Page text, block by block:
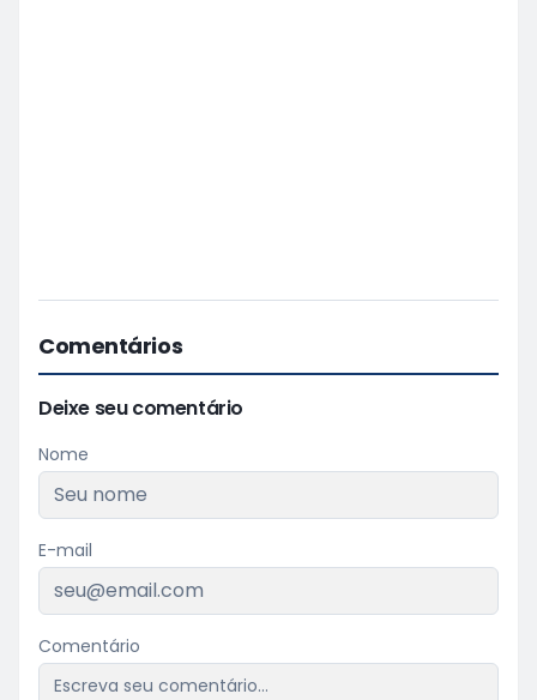
Comentários
Deixe seu comentário
Nome
E-mail
Comentário